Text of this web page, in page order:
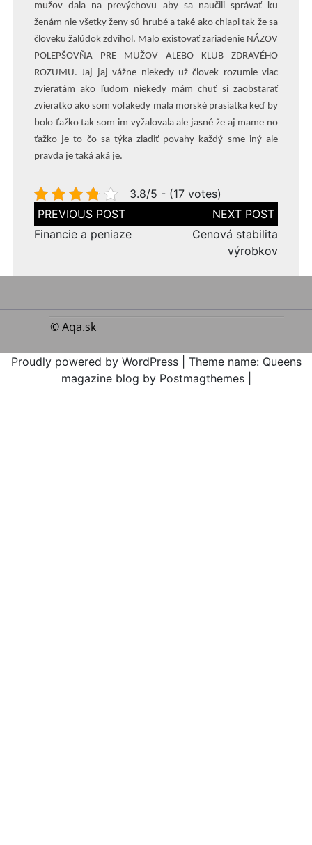
mužov dala na prevýchovu aby sa naučili správať ku
ženám nie všetky ženy sú hrubé a také ako chlapi tak že sa
človeku žalúdok zdvihol. Malo existovať zariadenie NÁZOV
POLEPŠOVŇA PRE MUŽOV ALEBO KLUB ZDRAVÉHO
ROZUMU. Jaj jaj vážne niekedy už človek rozumie viac
zvieratám ako ľudom niekedy mám chuť si zaobstarať
zvieratko ako som voľakedy mala morské prasiatka keď by
bolo ťažko tak som im vyžalovala ale jasné že aj mame no
ťažko je to čo sa týka zladiť povahy každý sme iný ale
pravda je taká aká je.
3.8/5 - (17 votes)
Navigace
pro
příspěvek
Financie a peniaze
Cenová stabilita
výrobkov
© Aqa.sk
Proudly powered by WordPress
Theme name: Queens
magazine blog by Postmagthemes